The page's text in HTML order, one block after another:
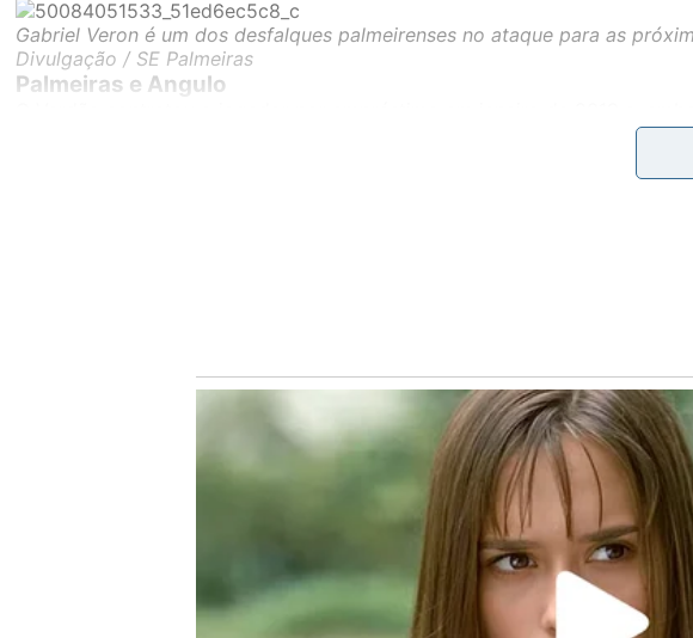
Gabriel Veron é um dos desfalques palmeirenses no ataque para as
Divulgação / SE Palmeiras
Palmeiras e Angulo
nenhum teste no profissional, exerceu sua opção de compra de US$ 3
O jovem colombiano foi promovido das categorias de base no início de
Gabriel Menino e Patrick de Paula. Contudo, a posição de Angulo (ponta)
Conheça o canal do Nosso Palestra no Youtube
Siga o Nosso Palestra nas redes sociais
Palmeiras Tag-Nosso Palestra